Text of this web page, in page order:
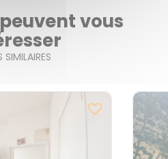
vous
SIMILAIRES